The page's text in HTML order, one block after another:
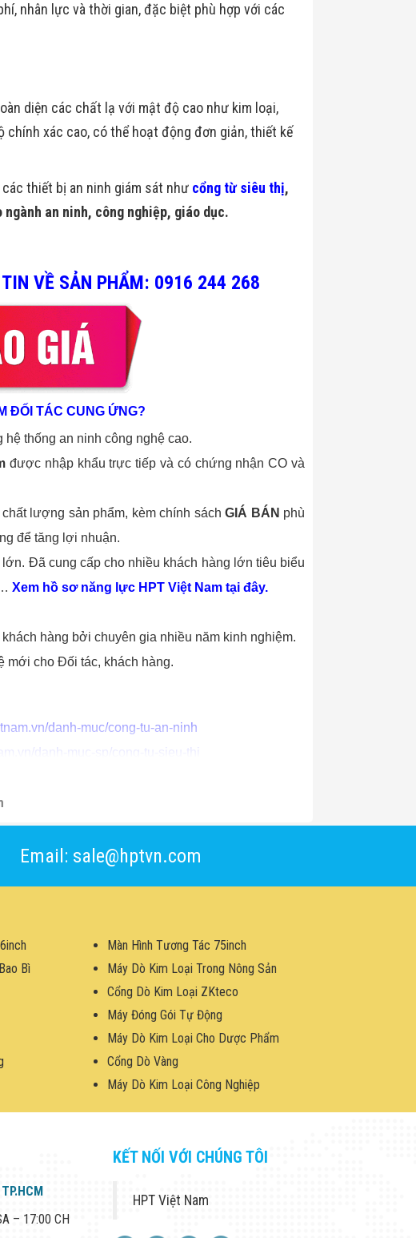
nhân lực và thời gian, đặc biệt phù hợp với các
diện các chất lạ với mật độ cao như kim loại,
xác cao, có thể hoạt động đơn giản, thiết kế
thiết bị an ninh giám sát như cổng từ siêu thị,
an ninh, công nghiệp, giáo dục.
TIN VỀ SẢN PHẨM: 0916 244 268
ĐỐI TÁC CUNG ỨNG?
thống an ninh công nghệ cao.
được nhập khẩu trực tiếp và có chứng nhận CO và
chất lượng sản phẩm, kèm chính sáchGIÁ BÁN phù
để tăng lợi nhuận.
Đã cung cấp cho nhiều khách hàng lớn tiêu biểu
Xem hồ sơ năng lực HPT Việt Nam tại đây.
hàng bởi chuyên gia nhiều năm kinh nghiệm.
mới cho Đối tác, khách hàng.
danh-muc/cong-tu-an-ninh
danh-muc-sp/cong-tu-sieu-thi
hptvietnam.vn/danh-muc/cong-do-kim-loai
danh-muc/cong-xoay-3-cang
Email: sale@hptvn.com
Màn Hình Tương Tác 75inch
Bì
Máy Dò Kim Loại Trong Nông Sản
Cổng Dò Kim Loại ZKteco
Máy Đóng Gói Tự Động
Máy Dò Kim Loại Cho Dược Phẩm
Cổng Dò Vàng
Máy Dò Kim Loại Công Nghiệp
– 17:00 CH
KẾT NỐI VỚI CHÚNG TÔI
HPT Việt Nam